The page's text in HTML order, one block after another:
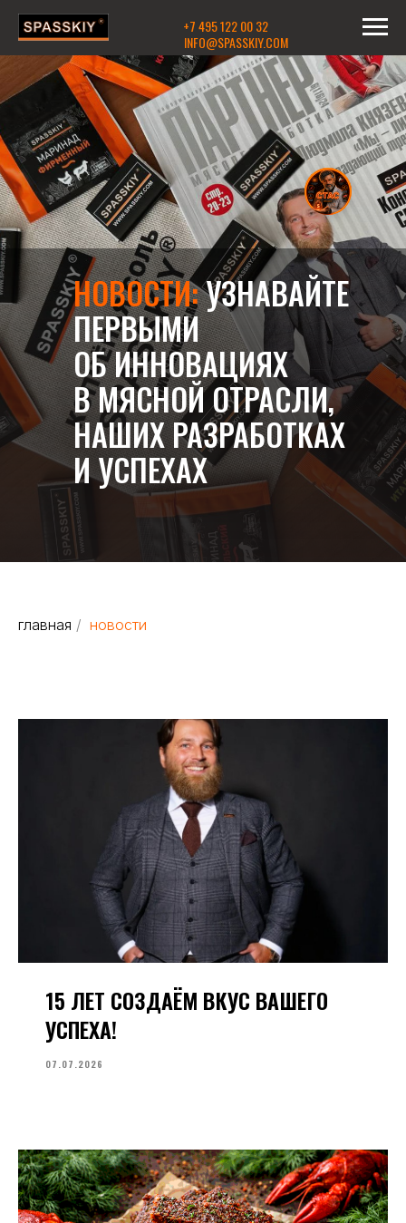
INFO@SPASSKIY.COM
+7 495 122 00 32
НОВОСТИ:УЗНАВАЙТЕ
ПЕРВЫМИ
ОБ ИННОВАЦИЯХ
В МЯСНОЙ ОТРАСЛИ,
НАШИХ РАЗРАБОТКАХ
И УСПЕХАХ
главная / новости
15 ЛЕТ СОЗДАЁМ ВКУС ВАШЕГО
УСПЕХА!
07.07.2026